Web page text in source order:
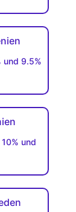
und 9.5%
und